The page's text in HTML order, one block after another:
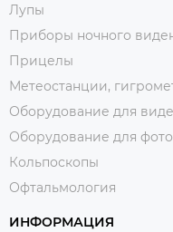
Лупы
Приборы ночного
Прицелы
Метеостанции,
Оборудование для
Оборудование для
Кольпоскопы
Офтальмология
ИНФОРМАЦИЯ